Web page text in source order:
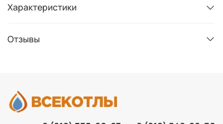
Характеристики
Отзывы